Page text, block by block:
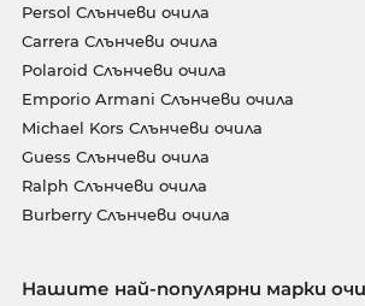
Persol Слънчеви очила
Carrera Слънчеви очила
Polaroid Слънчеви очила
Emporio Armani Слънчеви очила
Michael Kors Слънчеви очила
Guess Слънчеви очила
Ralph Слънчеви очила
Burberry Слънчеви очила
Нашите най-популярни марки